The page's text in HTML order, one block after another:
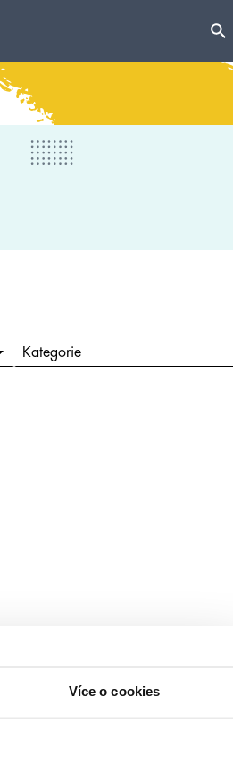
Více o cookies
Kategorie